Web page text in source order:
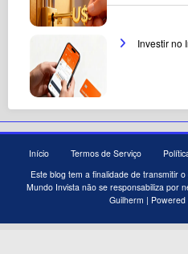
Investir no
Início Termos de Serviço
Este blog tem a finalidade de transmitir
Mundo Invista não se responsabiliza por
Guilherm | Powered